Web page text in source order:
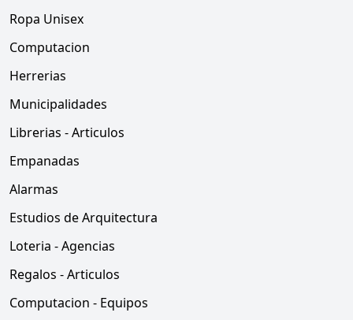
Ropa Unisex
Computacion
Herrerias
Municipalidades
Librerias - Articulos
Empanadas
Alarmas
Estudios de Arquitectura
Loteria - Agencias
Regalos - Articulos
Computacion - Equipos